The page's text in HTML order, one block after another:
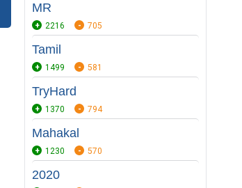
MR
2216 705
Tamil
1499 581
TryHard
1370 794
Mahakal
1230 570
2020